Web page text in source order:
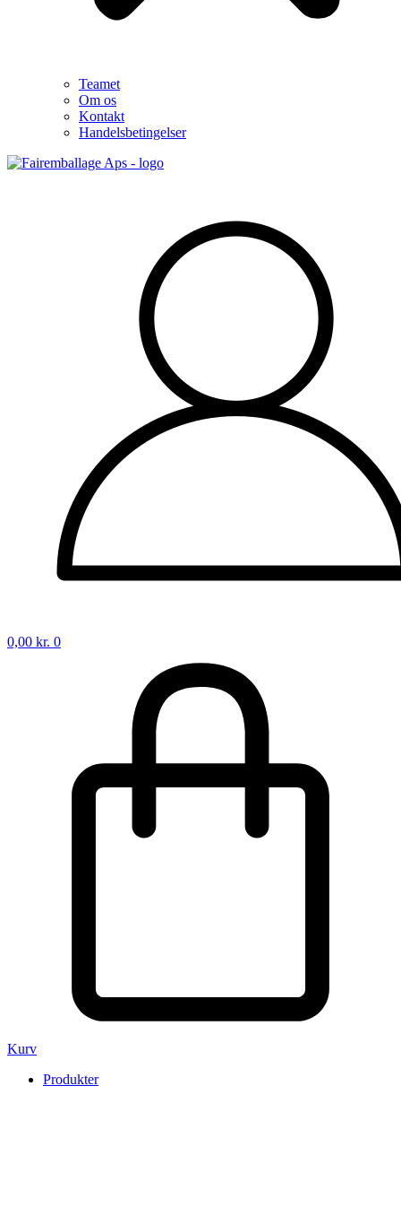
Teamet
Om os
Kontakt
Handelsbetingelser
0,00 kr. 0
Kurv
Produkter